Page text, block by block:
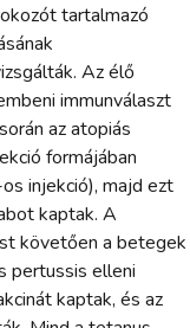
tartalmazó
Az élő
immunválaszt
az atopiás
formájában
injekció), majd ezt
kaptak. A
követően a betegek
pertussis elleni
kaptak, és az